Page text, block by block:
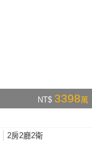
NT$ 3398萬
2房2廳2衛